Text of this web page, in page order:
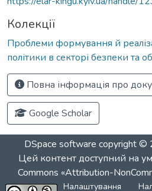
Колекції
Проблеми формування й
політики в секторі безпеки та
Повна інформація про
Google Scholar
DSpace software copyright
Цей контент доступний на
Commons «Attribution-
Налаштування